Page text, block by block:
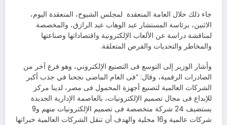
جاء ذلك خلال العامة المنعقدة لمجلس الشيوخ، المنعقدة اليوم،
الاثنين، برئاسة المستشار عبد الوهاب عبد الرازق، والمخصصة
لمناقشة دراسة عن الألعاب الإلكترونية واقتصاداتها وصناعتها
والمخاطر والتحديات والفرص المتعلقة.
وأشار الوزير إلى التوسع فى التصنيع الإلكتروني، وهو فرع آخر من
الصادرات الرقمية، وقال: “فى العام الماضى نجحنا في جذب أكبر
الشركات العالمية لتصنيع أجهزة المحمول فى مصر، لدينا مركز
للإبداع فى مجال تصميم الإلكترونيات، بالعاصمة الإدارية الجديدة
يستضيف 24 شركة متخصصة فى تصميم الإلكترونيات منهم و9
شركات عالمية و16 محلية والهدف أن تنقل الشركات العالمية خبراتها